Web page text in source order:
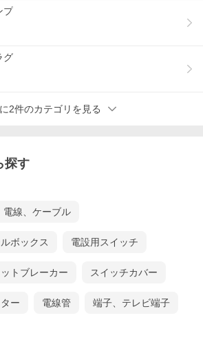
プ
グ
2件のカテゴリを見る
探す
電線、ケーブル
ボックス 電設用スイッチ
トブレーカー スイッチカバー
ー 電線管 端子、テレビ端子